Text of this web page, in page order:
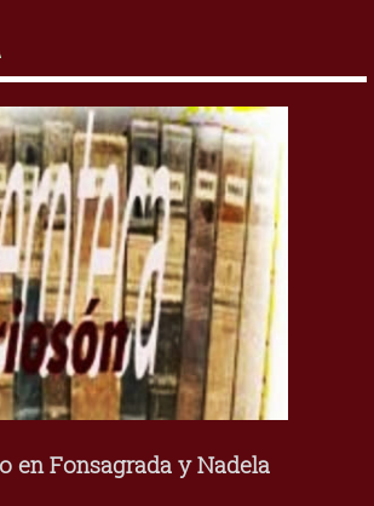
en Fonsagrada y Nadela